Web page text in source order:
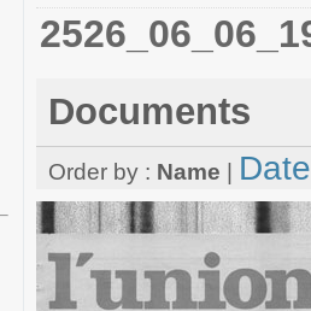
Documents
Order by : Name Date